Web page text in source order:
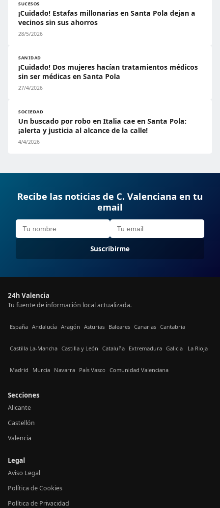
SUCESOS
¡Cuidado! Estafas millonarias en Santa Pola dejan a
vecinos sin sus ahorros
28/5/2026
SANIDAD
¡Cuidado! Dos mujeres hacían tratamientos médicos
sin ser médicas en Santa Pola
27/4/2026
SOCIEDAD
Un buscado por robo en Italia cae en Santa Pola:
¡alerta y justicia al alcance de la calle!
4/4/2026
Recibe las noticias de C. Valenciana en tu
email
Suscribirme
24h Valencia
Tu fuente de información local actualizada.
España Andalucía Aragón Asturias Baleares Canarias Cantabria
Castilla La-Mancha Castilla y León Cataluña Extremadura Galicia La Rioja
Madrid Murcia Navarra País Vasco Comunidad Valenciana
Secciones
Alicante
Castellón
Valencia
Legal
Aviso Legal
Política de Cookies
Política de Privacidad